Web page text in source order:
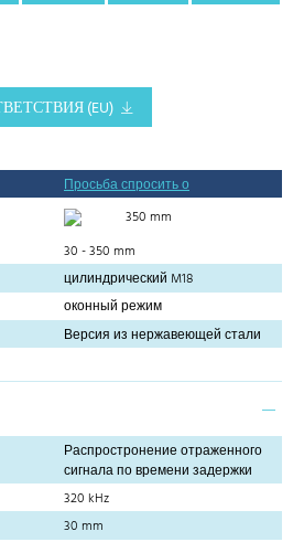
(EU)
Просьба спросить о
350 mm
30 - 350 mm
цилиндрический M18
оконный режим
Версия из нержавеющей стали
Распростронение отраженного
сигнала по времени задержки
320 kHz
30 mm